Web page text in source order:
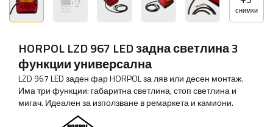
снимки
HORPOL LZD 967 LED задна светлина 3
функции универсална
LZD 967 LED заден фар HORPOL за ляв или десен монтаж.
Има три функции: габаритна светлина, стоп светлина и
мигач. Идеален за използване в ремаркета и камиони.